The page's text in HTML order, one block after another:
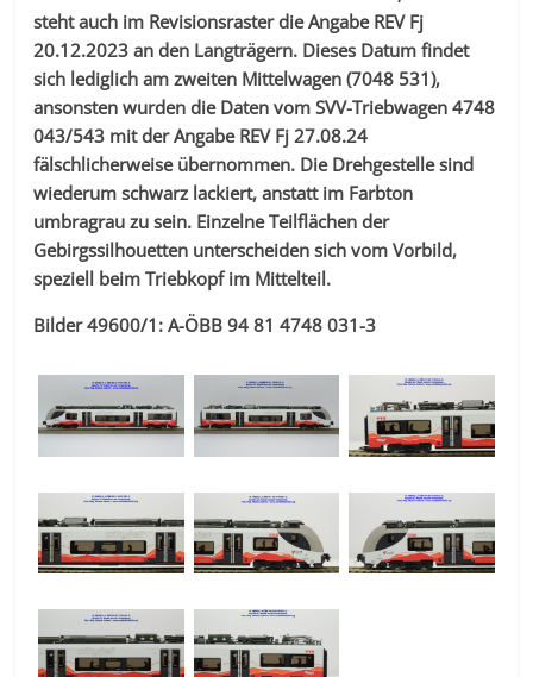
steht auch im Revisionsraster die Angabe REV Fj
20.12.2023 an den Langträgern. Dieses Datum findet
sich lediglich am zweiten Mittelwagen (7048 531),
ansonsten wurden die Daten vom SVV-Triebwagen 4748
043/543 mit der Angabe REV Fj 27.08.24
fälschlicherweise übernommen. Die Drehgestelle sind
wiederum schwarz lackiert, anstatt im Farbton
umbragrau zu sein. Einzelne Teilflächen der
Gebirgssilhouetten unterscheiden sich vom Vorbild,
speziell beim Triebkopf im Mittelteil.
Bilder 49600/1: A-ÖBB 94 81 4748 031-3